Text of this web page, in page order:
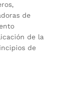
de
de la
de